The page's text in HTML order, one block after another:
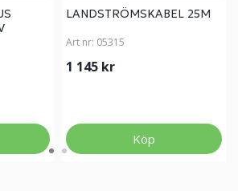
LANDSTRÖMSKABEL 25M
Art nr: 05315
1 145 kr
Köp